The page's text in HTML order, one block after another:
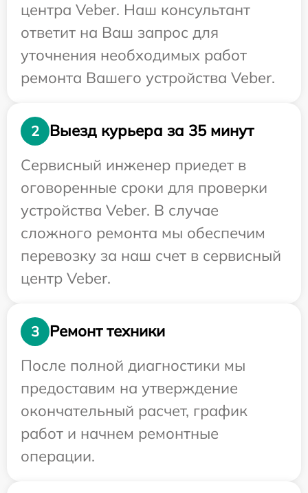
центра Veber. Наш консультант
ответит на Ваш запрос для
уточнения необходимых работ
ремонта Вашего устройства Veber.
2
Выезд курьера за 35 минут
Сервисный инженер приедет в
оговоренные сроки для проверки
устройства Veber. В случае
сложного ремонта мы обеспечим
перевозку за наш счет в сервисный
центр Veber.
3
Ремонт техники
После полной диагностики мы
предоставим на утверждение
окончательный расчет, график
работ и начнем ремонтные
операции.